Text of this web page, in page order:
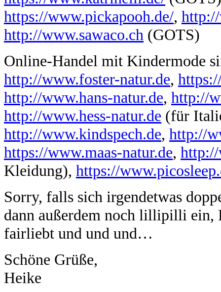
https://www.pickapooh.de/,
http://www.sawaco.ch (GOTS)
Online-Handel mit Kindermode
http://www.foster-natur.de,
http://www.hans-natur.de, http://
http://www.hess-natur.de (für
http://www.kindspech.de, http://
https://www.maas-natur.de, http://
Kleidung), https://
Sorry, falls sich irgendetwas
dann außerdem noch lillipilli ein,
fairliebt und und und…
Schöne Grüße,
Heike